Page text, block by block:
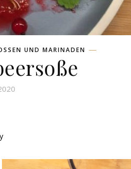
UND MARINADEN